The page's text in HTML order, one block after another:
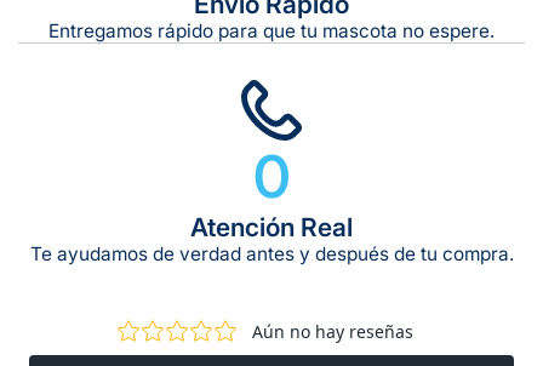
Entregamos rápido para que tu mascota no espere.
0
Atención Real
Te ayudamos de verdad antes y después de tu compra.